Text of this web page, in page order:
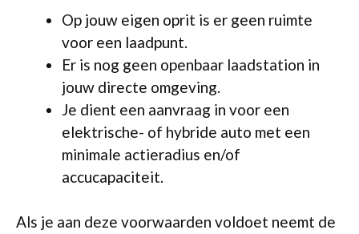
Op jouw eigen oprit is er geen ruimte
voor een laadpunt.
Er is nog geen openbaar laadstation in
jouw directe omgeving.
Je dient een aanvraag in voor een
elektrische- of hybride auto met een
minimale actieradius en/of
accucapaciteit.
Als je aan deze voorwaarden voldoet neemt de